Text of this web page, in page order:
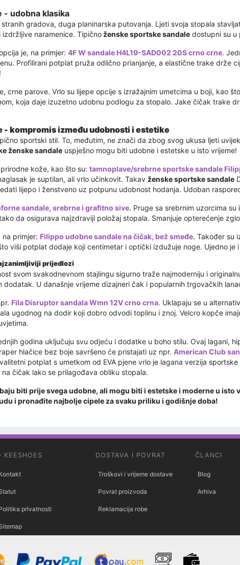
- udobna klasika
gradova, duga planinarska putovanja. Ljeti svoja stopala
naramenice. Tipično ženske sportske sandale dostupni su u
je, na primjer: 4F W sandale H4L19-SAD002 20S crno crne.
Profilirani potplat pruža odlično prianjanje, a elastične trake drže
crne parove. Vrlo su lijepe opcije s izražajnim umetcima u boji, kao
koja daje izuzetno udobnu podlogu za stopalo. Jake čičak trake
- kompromis između udobnosti i estetike
sportski stil. To, međutim, ne znači da zbog svog ukusa ljeti
ženske sandale uspješno mogu biti udobne i estetske u isto vrijeme!
kože, kao što su: tamnoplave/srebrne sportske sandale
je suptilan, ali vrlo učinkovit. Takav ženske sportske sandale
lijepo i ženstveno uz potpunu udobnost hodanja. Udoban
sandale, srebrne i grafitno sive. Pruge sa srebrnim uzorcima
da osigurava najzdraviji položaj stopala. Smanjuje opterećenje
na primjer: Filippo udobne sandale na čičak, bež smeđe. Također su
viši potplat dodaje koji centimetar i optički izdužuje noge. Ujedno
prijedlozi
svom svakodnevnom stajlingu sigurno traže najmoderniju i
dodatak. U današnje vrijeme dizajneri čak i popularnih trgovačkih
Fila Disruptor sandala Wmn 12V crno crna. Uklapaju se u
ugodnog na dodir koji dobro odvodi toplinu i znoj. Velcro kopče
godina uključuju svu odjeću i dodatke u boho stilu. Ovaj lagani,
hlačice bez boje savršeno će pristajati uz npr. American Club
potplat s umetkom od EVA pjene vrlo je lagana verzija
čičak lako se prilagođava obliku stopala.
biti prije svega udobne, ali mogu biti i estetske i moderne u
i pronađite najbolje cipele za svaku priliku i godišnje doba!
KEESHOES
privatnosti
DOSTAVA I POVRAT
Troškovi i vrijeme dostave
Povrat proizvoda
Reklamacija robe
ČLANCI
Blog
Arhiva